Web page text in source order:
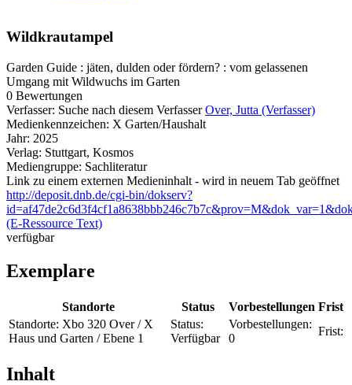
Wildkrautampel
Garden Guide : jäten, dulden oder fördern? : vom gelassenen
Umgang mit Wildwuchs im Garten
0 Bewertungen
Verfasser: Suche nach diesem Verfasser Over, Jutta (Verfasser)
Medienkennzeichen: X Garten/Haushalt
Jahr: 2025
Verlag: Stuttgart, Kosmos
Mediengruppe: Sachliteratur
Link zu einem externen Medieninhalt - wird in neuem Tab geöffnet
http://deposit.dnb.de/cgi-bin/dokserv?
(E-Ressource Text)
verfügbar
Exemplare
Standorte Status Vorbestellungen Frist
Standorte: Xbo 320 Over / X
Haus und Garten / Ebene 1
Status:
Verfügbar
Vorbestellungen:
0
Frist:
Inhalt